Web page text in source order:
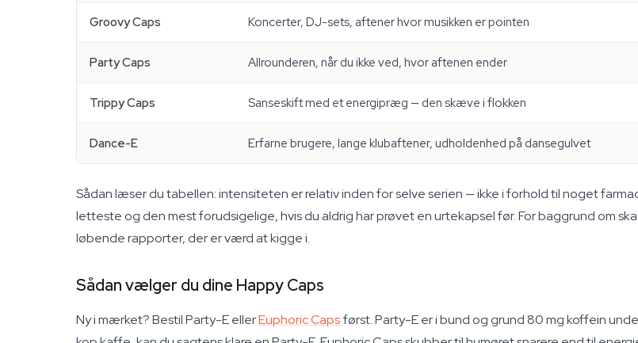
Groovy Caps Koncerter, DJ-sets, aftener hvor musikken er pointen
Party Caps Allrounderen, når du ikke ved, hvor aftenen ender
Trippy Caps Sanseskift med et energipræg — den skæve i flokken
Dance-E Erfarne brugere, lange klubaftener, udholdenhed på dansegulvet
Sådan læser du tabellen: intensiteten er relativ inden for selve serien — ikke i forhold til noget
letteste og den mest forudsigelige, hvis du aldrig har prøvet en urtekapsel før. For baggrund om
løbende rapporter, der er værd at kigge i.
Sådan vælger du dine Happy Caps
Ny i mærket? Bestil Party-E ellerEuphoric Capsførst. Party-E er i bund og grund 80 mg koffein